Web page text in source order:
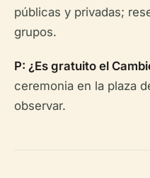
públicas y privadas;
grupos.
P: ¿Es gratuito el
ceremonia en la plaza
observar.